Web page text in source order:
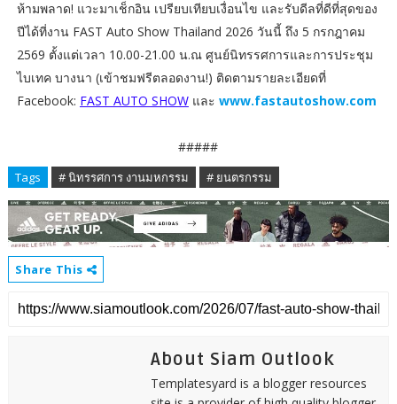
ห้ามพลาด! แวะมาเช็กอิน เปรียบเทียบเงื่อนไข และรับดีลที่ดีที่สุดของ
ปีได้ที่งาน FAST Auto Show Thailand 2026 วันนี้ ถึง 5 กรกฎาคม
2569 ตั้งแต่เวลา 10.00-21.00 น.ณ ศูนย์นิทรรศการและการประชุม
ไบเทค บางนา (เข้าชมฟรีตลอดงาน!) ติดตามรายละเอียดที่
Facebook: FAST AUTO SHOWและ www.fastautoshow.com
#####
Tags # นิทรรศการ งานมหกรรม # ยนตรกรรม
Share This
About Siam Outlook
Templatesyard is a blogger resources